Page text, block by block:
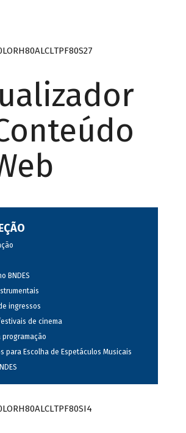
BNDES
ingressos
de cinema
programação
para Escolha de Espetáculos Musicais